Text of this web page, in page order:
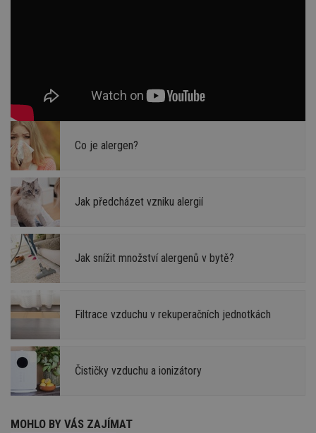
Co je alergen?
Jak předcházet vzniku alergií
Jak snížit množství alergenů v bytě?
Filtrace vzduchu v rekuperačních jednotkách
Čističky vzduchu a ionizátory
MOHLO BY VÁS ZAJÍMAT